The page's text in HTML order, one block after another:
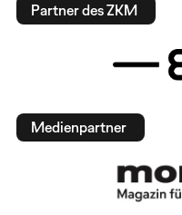
Partner des ZKM
Medienpartner